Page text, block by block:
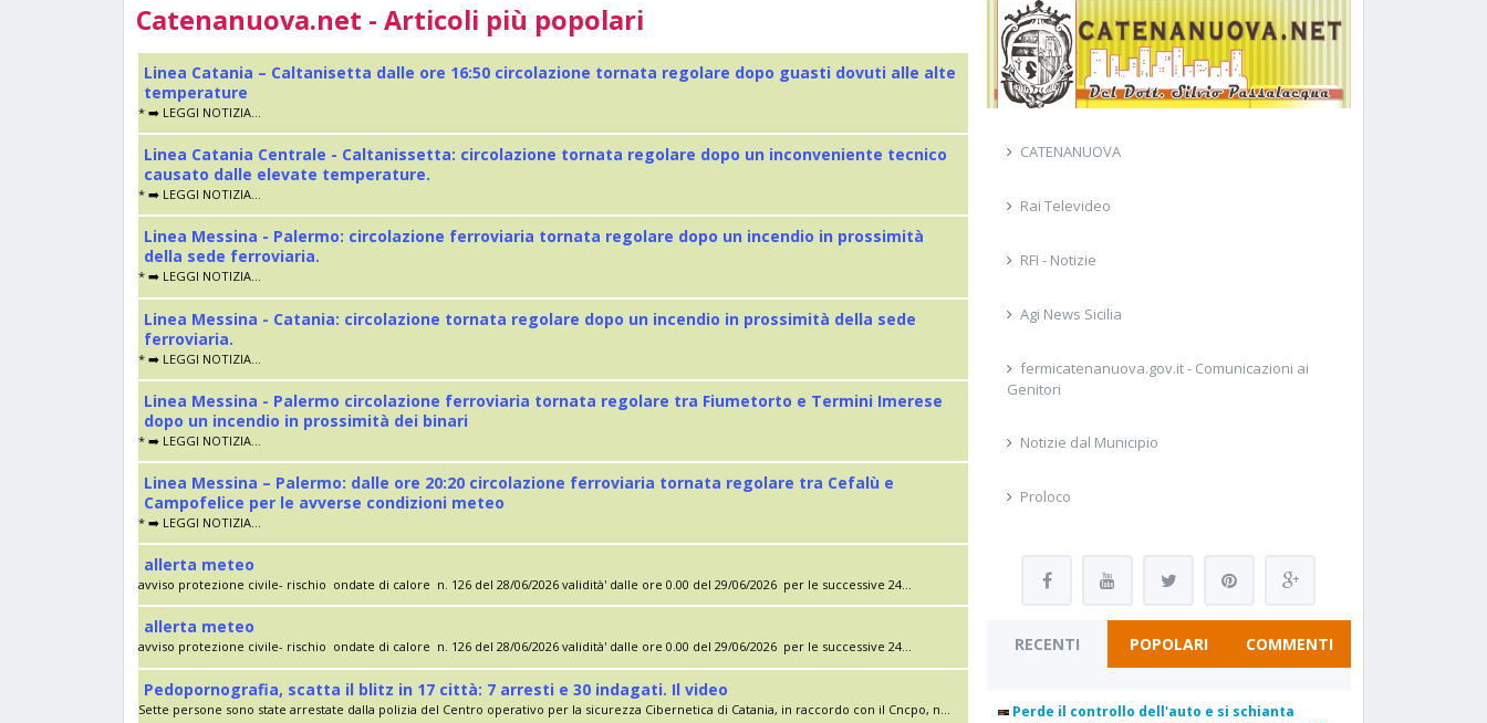
Catenanuova.net - Articoli più popolari
Linea Catania – Caltanisetta dalle ore 16:50 circolazione tornata regolare dopo guasti dovuti alle alte
temperature
* ➡️ LEGGI NOTIZIA...
Linea Catania Centrale - Caltanissetta: circolazione tornata regolare dopo un inconveniente tecnico
causato dalle elevate temperature.
* ➡️ LEGGI NOTIZIA...
Linea Messina - Palermo: circolazione ferroviaria tornata regolare dopo un incendio in prossimità
della sede ferroviaria.
* ➡️ LEGGI NOTIZIA...
Linea Messina - Catania: circolazione tornata regolare dopo un incendio in prossimità della sede
ferroviaria.
* ➡️ LEGGI NOTIZIA...
Linea Messina - Palermo circolazione ferroviaria tornata regolare tra Fiumetorto e Termini Imerese
dopo un incendio in prossimità dei binari
* ➡️ LEGGI NOTIZIA...
Linea Messina – Palermo: dalle ore 20:20 circolazione ferroviaria tornata regolare tra Cefalù e
Campofelice per le avverse condizioni meteo
* ➡️ LEGGI NOTIZIA...
allerta meteo
avviso protezione civile- rischio ondate di calore n. 126 del 28/06/2026 validità' dalle ore 0.00 del 29/06/2026 per le successive 24...
allerta meteo
avviso protezione civile- rischio ondate di calore n. 126 del 28/06/2026 validità' dalle ore 0.00 del 29/06/2026 per le successive 24...
Pedopornografia, scatta il blitz in 17 città: 7 arresti e 30 indagati. Il video
Sette persone sono state arrestate dalla polizia del Centro operativo per la sicurezza Cibernetica di Catania, in raccordo con il Cncpo, n...
CATENANUOVA
Rai Televideo
RFI - Notizie
Agi News Sicilia
fermicatenanuova.gov.it - Comunicazioni ai
Genitori
Notizie dal Municipio
Proloco
RECENTI POPOLARI COMMENTI
Perde il controllo dell'auto e si schianta